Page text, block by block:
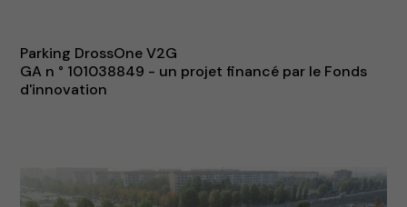
Parking DrossOne V2G
GA n ° 101038849 - un projet financé par le Fonds
d'innovation